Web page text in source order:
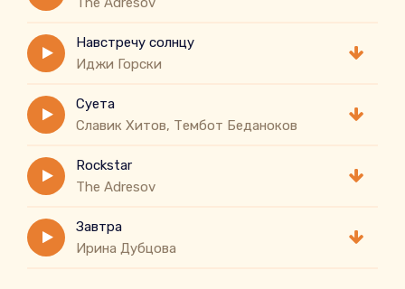
Навстречу солнцу
Иджи Горски
Суета
Славик Хитов, Тембот Беданоков
Rockstar
The Adresov
Завтра
Ирина Дубцова